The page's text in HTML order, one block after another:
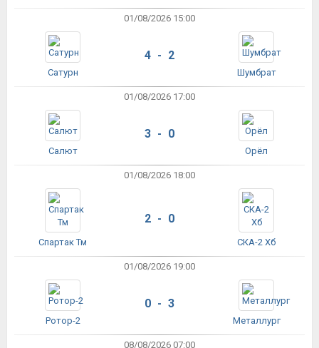
01/08/2026 15:00
Сатурн
4 - 2
Шумбрат
01/08/2026 17:00
Салют
3 - 0
Орёл
01/08/2026 18:00
Спартак Тм
2 - 0
СКА-2 Хб
01/08/2026 19:00
Ротор-2
0 - 3
Металлург
08/08/2026 07:00